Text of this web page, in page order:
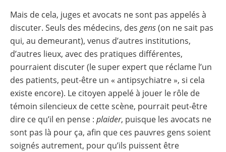
Mais de cela, juges et avocats ne sont pas appelés à
discuter. Seuls des médecins, des gens(on ne sait pas
qui, au demeurant), venus d’autres institutions,
d’autres lieux, avec des pratiques différentes,
pourraient discuter (le super expert que réclame l’un
des patients, peut-être un « antipsychiatre », si cela
existe encore). Le citoyen appelé à jouer le rôle de
témoin silencieux de cette scène, pourrait peut-être
dire ce qu’il en pense : plaider, puisque les avocats ne
sont pas là pour ça, afin que ces pauvres gens soient
soignés autrement, pour qu’ils puissent être